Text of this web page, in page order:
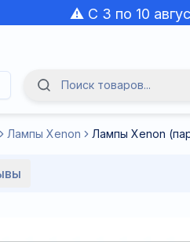
⚠️ С 3 по 10
Navigation Menu
Поиск товаров...
Лампы Xenon Лампы Xenon